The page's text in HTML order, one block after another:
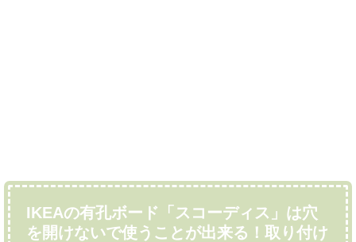
IKEAの有孔ボード「スコーディス」は穴
を開けないで使うことが出来る！取り付け